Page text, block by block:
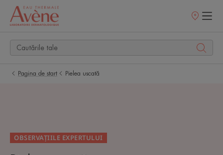
Retailerii
Pagina de start Pielea uscată
OBSERVAȚIILE EXPERTULUI